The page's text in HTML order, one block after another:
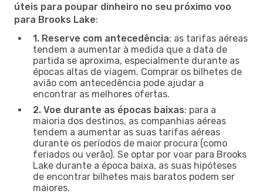
úteis para poupar dinheiro no seu próximo voo
para Brooks Lake:
1. Reserve com antecedência: as tarifas aéreas
tendem a aumentar à medida que a data de
partida se aproxima, especialmente durante as
épocas altas de viagem. Comprar os bilhetes de
avião com antecedência pode ajudar a
encontrar as melhores ofertas.
2. Voe durante as épocas baixas: para a
maioria dos destinos, as companhias aéreas
tendem a aumentar as suas tarifas aéreas
durante os períodos de maior procura (como
feriados ou verão). Se optar por voar para Brooks
Lake durante a época baixa, as suas hipóteses
de encontrar bilhetes mais baratos podem ser
maiores.